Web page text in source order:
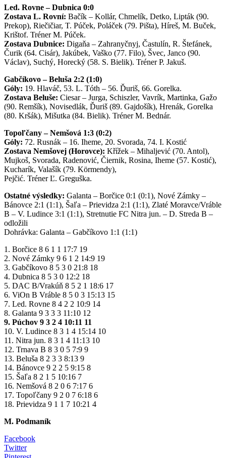
Led. Rovne – Dubnica 0:0
Zostava L. Rovní: Bačík – Kollár, Chmelík, Detko, Lipták (90.
Prekop), Riečičiar, T. Púček, Poláček (79. Pišta), Híreš, M. Buček,
Krištof. Tréner M. Púček.
Zostava Dubnice: Digaňa – Zahranyčnyj, Častulín, R. Štefánek,
Čurik (64. Cisár), Jakúbek, Vaško (77. Filo), Švec, Janco (90.
Václav), Suchý, Horecký (58. S. Bielik). Tréner P. Jakuš.
Gabčíkovo – Beluša 2:2 (1:0)
Góly: 19. Hlaváč, 53. L. Tóth – 56. Ďuriš, 66. Gorelka.
Zostava Beluše: Ciesar – Jurga, Schiszler, Vavrík, Martinka, Gažo
(90. Remšík), Novisedlák, Ďuriš (89. Gajdošík), Hrenák, Gorelka
(80. Kršák), Mišutka (84. Bielik). Tréner M. Bednár.
Topoľčany – Nemšová 1:3 (0:2)
Góly: 72. Rusnák – 16. Iheme, 20. Svorada, 74. I. Kostić
Zostava Nemšovej (Horovce): Křížek – Mihaljević (70. Antol),
Mujkoš, Svorada, Radenović, Čiernik, Rosina, Iheme (57. Kostić),
Kucharík, Valašík (79. Körmendy),
Pejčić. Tréner Ľ. Greguška.
Ostatné výsledky: Galanta – Borčice 0:1 (0:1), Nové Zámky –
Bánovce 2:1 (1:1), Šaľa – Prievidza 2:1 (1:1), Zlaté Moravce/Vráble
B – V. Ludince 3:1 (1:1), Stretnutie FC Nitra jun. – D. Streda B –
odložili
Dohrávka: Galanta – Gabčíkovo 1:1 (1:1)
1. Borčice 8 6 1 1 17:7 19
2. Nové Zámky 9 6 1 2 14:9 19
3. Gabčíkovo 8 5 3 0 21:8 18
4. Dubnica 8 5 3 0 12:2 18
5. DAC B/Vrakúň 8 5 2 1 18:6 17
6. ViOn B Vráble 8 5 0 3 15:13 15
7. Led. Rovne 8 4 2 2 10:9 14
8. Galanta 9 3 3 3 11:10 12
9. Púchov 9 3 2 4 10:11 11
10. V. Ludince 8 3 1 4 15:14 10
11. Nitra jun. 8 3 1 4 11:13 10
12. Trnava B 8 3 0 5 7:9 9
13. Beluša 8 2 3 3 8:13 9
14. Bánovce 9 2 2 5 9:15 8
15. Šaľa 8 2 1 5 10:16 7
16. Nemšová 8 2 0 6 7:17 6
17. Topoľčany 9 2 0 7 6:18 6
18. Prievidza 9 1 1 7 10:21 4
M. Podmaník
Facebook
Twitter